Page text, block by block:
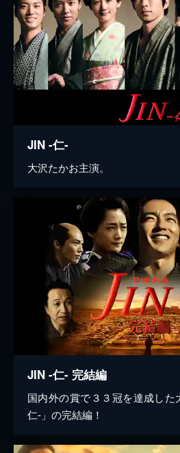
JIN -仁-
大沢たかお主演。
JIN -仁- 完結編
国内外の賞で３３冠を達成し
仁-」の完結編！